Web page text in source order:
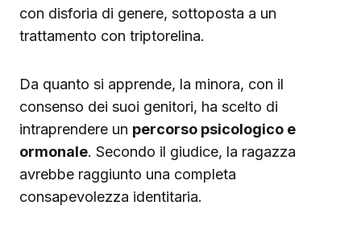
con disforia di genere, sottoposta a un
trattamento con triptorelina.
Da quanto si apprende, la minora, con il
consenso dei suoi genitori, ha scelto di
intraprendere un percorso psicologico e
ormonale. Secondo il giudice, la ragazza
avrebbe raggiunto una completa
consapevolezza identitaria.